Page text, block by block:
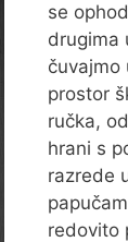
se
drugima
čuvajmo
prostor
ručka,
hrani s
razrede
redovito